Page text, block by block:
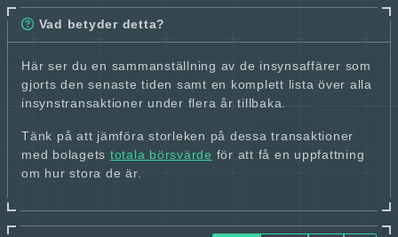
Vad betyder detta?
Här ser du en sammanställning av de insynsaffärer som
gjorts den senaste tiden samt en komplett lista över alla
insynstransaktioner under flera år tillbaka.
Tänk på att jämföra storleken på dessa transaktioner
med bolagets totala börsvärde för att få en uppfattning
om hur stora de är.